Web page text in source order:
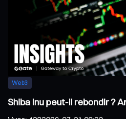
Web3
Shiba Inu peut-il rebondir ?